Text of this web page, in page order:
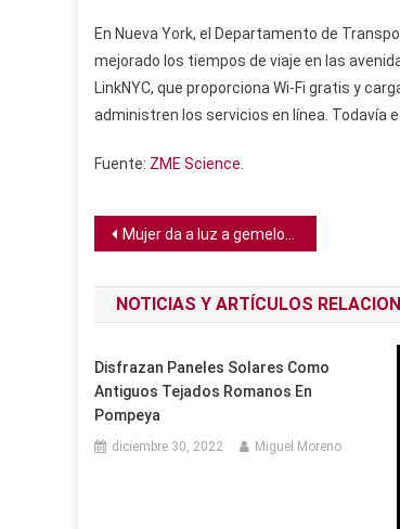
En Nueva York, el Departamento de
mejorado los tiempos de viaje en las
LinkNYC, que proporciona Wi-Fi gratis y
administren los servicios en línea. Todavía
Fuente: ZME Science
Navegación
de
entradas
Mujer da a luz a gemelos concebidos con tres semanas de diferencia
NOTICIAS Y ARTÍCULOS
Disfrazan Paneles Solares Como
Antiguos Tejados Romanos En
Pompeya
diciembre 30, 2022 Miguel Moreno